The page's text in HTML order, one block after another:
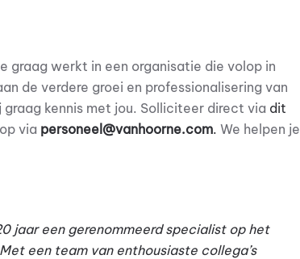
graag werkt in een organisatie die volop in
de verdere groei en professionalisering van
graag kennis met jou. Solliciteer direct via dit
via personeel@vanhoorne.com. We helpen je
jaar een gerenommeerd specialist op het
een team van enthousiaste collega’s